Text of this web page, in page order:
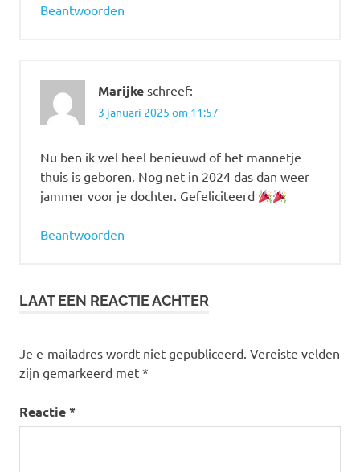
Beantwoorden
Marijke schreef:
3 januari 2025 om 11:57
Nu ben ik wel heel benieuwd of het mannetje
thuis is geboren. Nog net in 2024 das dan weer
jammer voor je dochter. Gefeliciteerd
Beantwoorden
LAAT EEN REACTIE ACHTER
Je e-mailadres wordt niet gepubliceerd. Vereiste velden
zijn gemarkeerd met *
Reactie*